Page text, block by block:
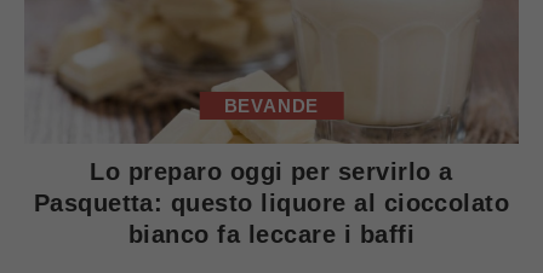
BEVANDE
Lo preparo oggi per servirlo a
Pasquetta: questo liquore al cioccolato
bianco fa leccare i baffi